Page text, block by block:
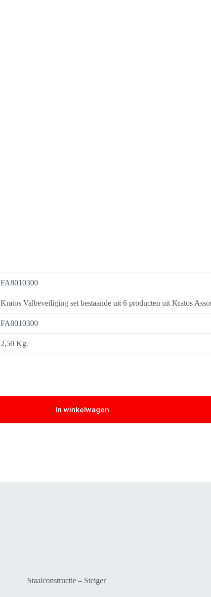
FA8010300
Kratos Valbeveiliging set bestaande uit 6 producten uit Kratos
FA8010300
2,50 Kg.
In winkelwagen
Staalconstructie – Steiger